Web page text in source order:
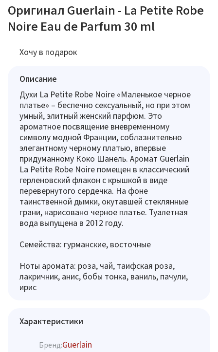
Оригинал Guerlain - La Petite Robe
Noire Eau de Parfum 30 ml
Хочу в подарок
Описание
Духи La Petite Robe Noire «Маленькое черное
платье» – беспечно сексуальный, но при этом
умный, элитный женский парфюм. Это
ароматное посвящение вневременному
символу модной Франции, соблазнительно
элегантному черному платью, впервые
придуманному Коко Шанель. Аромат Guerlain
La Petite Robe Noire помещен в классический
герленовский флакон с крышкой в виде
перевернутого сердечка. На фоне
таинственной дымки, окутавшей стеклянные
грани, нарисовано черное платье. Туалетная
вода выпущена в 2012 году.
Семейства: гурманские, восточные
Ноты аромата: роза, чай, таифская роза,
лакричник, анис, бобы тонка, ваниль, пачули,
ирис
Характеристики
Бренд:Guerlain